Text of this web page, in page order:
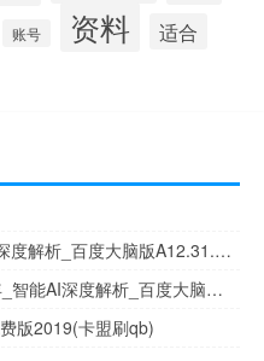
账号 资料 适合
2024新奥免费资料网站_智能AI深度解析_百度大脑版A12.31.651
白小姐今晚特马期期期准2023年_智能AI深度解析_百度大脑版A12.31.1067
版2019(卡盟刷qb)